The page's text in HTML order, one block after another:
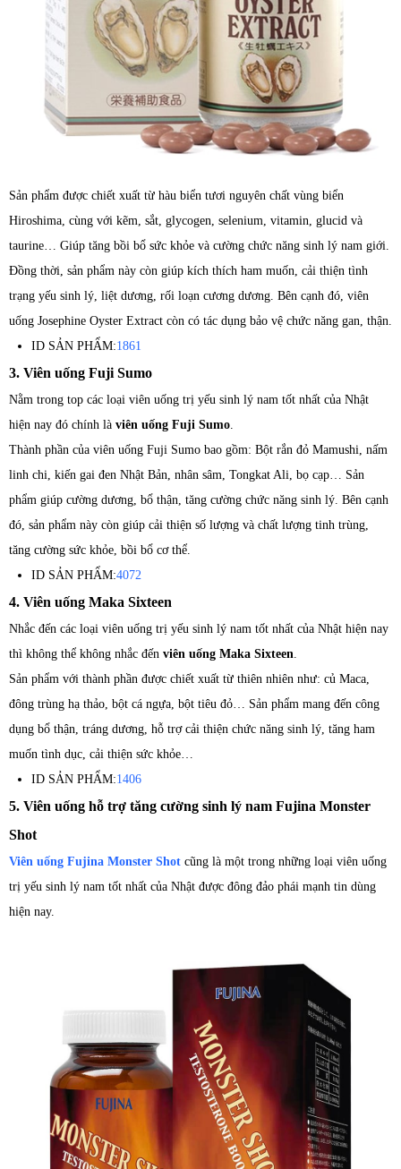
Sản phẩm được chiết xuất từ hàu biển tươi nguyên chất vùng biển
Hiroshima, cùng với kẽm, sắt, glycogen, selenium, vitamin, glucid và
taurine… Giúp tăng bồi bổ sức khỏe và cường chức năng sinh lý nam giới.
Đồng thời, sản phẩm này còn giúp kích thích ham muốn, cải thiện tình
trạng yếu sinh lý, liệt dương, rối loạn cương dương. Bên cạnh đó, viên
uống Josephine Oyster Extract còn có tác dụng bảo vệ chức năng gan, thận.
ID SẢN PHẨM:1861
3. Viên uống Fuji Sumo
Nằm trong top các loại viên uống trị yếu sinh lý nam tốt nhất của Nhật
hiện nay đó chính là viên uống Fuji Sumo.
Thành phần của viên uống Fuji Sumo bao gồm: Bột rắn đỏ Mamushi, nấm
linh chi, kiến gai đen Nhật Bản, nhân sâm, Tongkat Ali, bọ cạp… Sản
phẩm giúp cường dương, bổ thận, tăng cường chức năng sinh lý. Bên cạnh
đó, sản phẩm này còn giúp cải thiện số lượng và chất lượng tinh trùng,
tăng cường sức khỏe, bồi bổ cơ thể.
ID SẢN PHẨM:4072
4. Viên uống Maka Sixteen
Nhắc đến các loại viên uống trị yếu sinh lý nam tốt nhất của Nhật hiện nay
thì không thể không nhắc đến viên uống Maka Sixteen.
Sản phẩm với thành phần được chiết xuất từ thiên nhiên như: củ Maca,
đông trùng hạ thảo, bột cá ngựa, bột tiêu đỏ… Sản phẩm mang đến công
dụng bổ thận, tráng dương, hỗ trợ cải thiện chức năng sinh lý, tăng ham
muốn tình dục, cải thiện sức khỏe…
ID SẢN PHẨM:1406
5. Viên uống hỗ trợ tăng cường sinh lý nam Fujina Monster
Shot
Viên uống Fujina Monster Shot cũng là một trong những loại viên uống
trị yếu sinh lý nam tốt nhất của Nhật được đông đảo phái mạnh tin dùng
hiện nay.